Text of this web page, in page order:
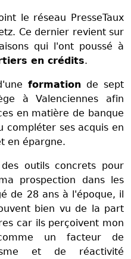
le réseau PresseTaux
Ce dernier revient sur
qui l'ont poussé à
en crédits.
formation de sept
à Valenciennes afin
en matière de banque
compléter ses acquis en
en épargne.
outils concrets pour
prospection dans les
de 28 ans à l'époque, il
bien vu de la part
car ils perçoivent mon
un facteur de
et de réactivité